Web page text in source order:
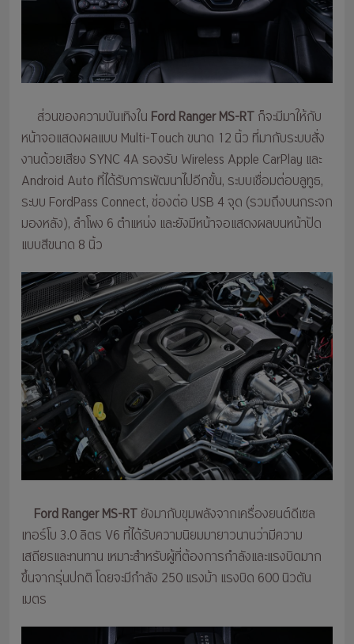
ส่วนของความบันเทิงใน Ford Ranger MS-RTก็จะมีมาให้กับ
หน้าจอแสดงผลแบบ Multi-Touch ขนาด 12 นิ้ว ที่มากับระบบสั่ง
งานด้วยเสียง SYNC 4A รองรับ Wireless Apple CarPlay และ
Android Auto ที่ได้รับการพัฒนาไปอีกขั้น, ระบบเชื่อมต่อบลูทูธ,
ระบบ FordPass Connect, ช่องต่อ USB 4 จุด (รวมถึงบนกระจก
มองหลัง), ลำโพง 6 ตำแหน่ง และยังมีหน้าจอแสดงผลบนหน้าปัด
แบบสีขนาด 8 นิ้ว
Ford Ranger MS-RTยังมากับขุมพลังจากเครื่องยนต์ดีเซล
เทอร์โบ 3.0 ลิตร V6 ที่ได้รับความนิยมมายาวนานว่ามีความ
เสถียรและทนทาน เหมาะสำหรับผู้ที่ต้องการกำลังและแรงบิดมาก
ขึ้นจากรุ่นปกติ โดยจะมีกำลัง 250 แรงม้า แรงบิด 600 นิวตัน
เมตร